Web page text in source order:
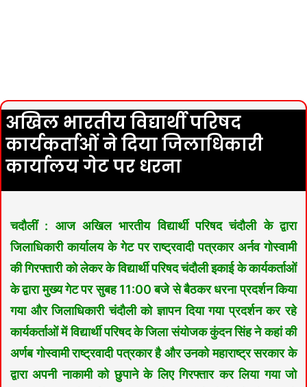
अखिल भारतीय विद्यार्थी परिषद
कार्यकर्ताओं ने दिया जिलाधिकारी
कार्यालय गेट पर धरना
चदौलीं : आज अखिल भारतीय विद्यार्थी परिषद चंदौली के द्वारा
जिलाधिकारी कार्यालय के गेट पर राष्ट्रवादी पत्रकार अर्नव गोस्वामी
की गिरफ्तारी को लेकर के विद्यार्थी परिषद चंदौली इकाई के कार्यकर्ताओं
के द्वारा मुख्य गेट पर सुबह 11:00 बजे से बैठकर धरना प्रदर्शन किया
गया और जिलाधिकारी चंदौली को ज्ञापन दिया गया प्रदर्शन कर रहे
कार्यकर्ताओं में विद्यार्थी परिषद के जिला संयोजक कुंदन सिंह ने कहां की
अर्णब गोस्वामी राष्ट्रवादी पत्रकार है और उनको महाराष्ट्र सरकार के
द्वारा अपनी नाकामी को छुपाने के लिए गिरफ्तार कर लिया गया जो